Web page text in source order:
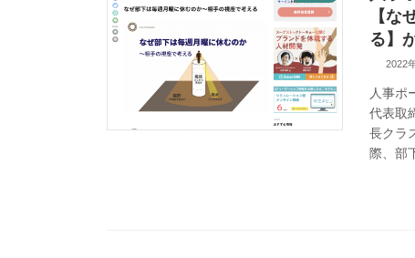
【な
る】
2022
人事ポ
代表取
長クラ
際、部